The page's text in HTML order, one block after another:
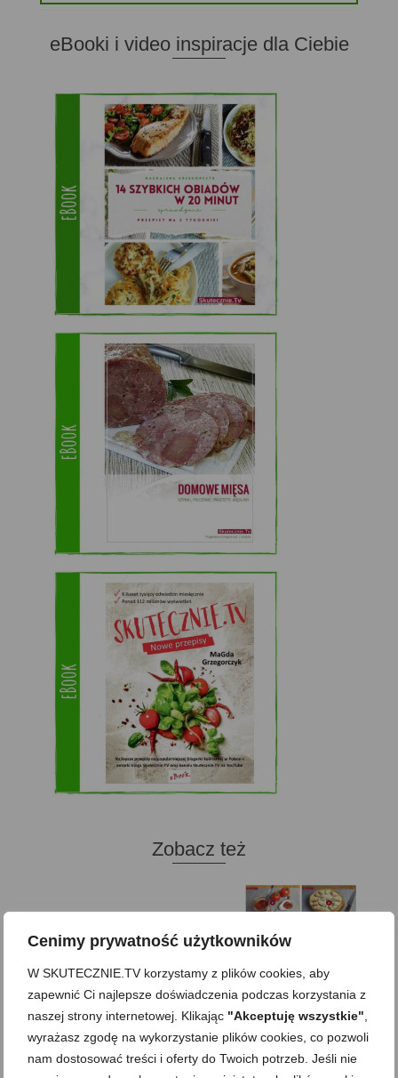
Cenimy prywatność użytkowników
W SKUTECZNIE.TV korzystamy z plików cookies, aby
zapewnić Ci najlepsze doświadczenia podczas korzystania z
naszej strony internetowej. Klikając "Akceptuję wszystkie"
wyrażasz zgodę na wykorzystanie plików cookies, co pozwoli
nam dostosować treści i oferty do Twoich potrzeb. Jeśli nie
eBooki i video inspiracje dla Ciebie
Zobacz też
Domowe żelki
selerem i pietruszką
Zapiekany naleśnik z
Najprostszy klasyczny
chlebek bananowy